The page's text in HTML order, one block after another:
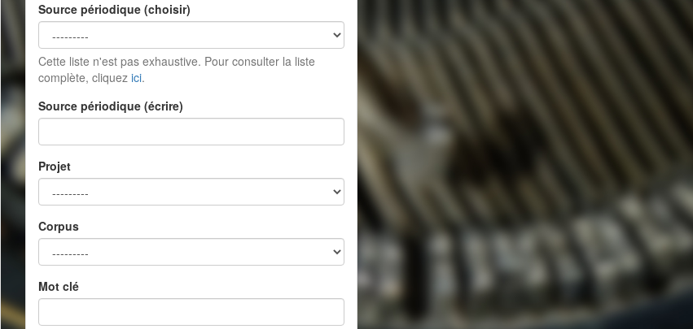
Source périodique (choisir)
Cette liste n'est pas exhaustive. Pour consulter la liste
complète, cliquez ici.
Source périodique (écrire)
Projet
Corpus
Mot clé